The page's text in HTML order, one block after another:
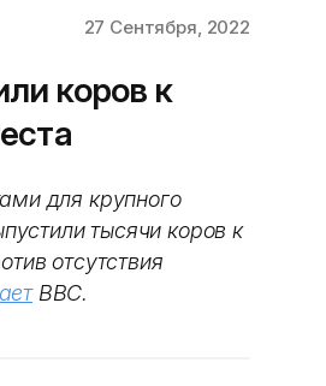
27 Сентября, 2022
коров к
для крупного
тысячи коров к
отсутствия
BBC.